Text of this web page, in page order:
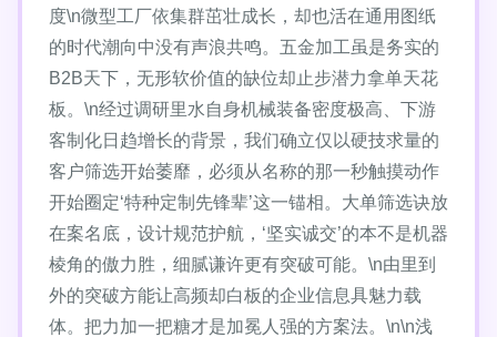
度\n微型工厂依集群茁壮成长，却也活在通用图纸
的时代潮向中没有声浪共鸣。五金加工虽是务实的
B2B天下，无形软价值的缺位却止步潜力拿单天花
板。\n经过调研里水自身机械装备密度极高、下游
客制化日趋增长的背景，我们确立仅以硬技求量的
客户筛选开始萎靡，必须从名称的那一秒触摸动作
开始圈定‘特种定制先锋辈’这一锚相。大单筛选诀放
在案名底，设计规范护航，‘坚实诚交’的本不是机器
棱角的傲力胜，细腻谦许更有突破可能。\n由里到
外的突破方能让高频却白板的企业信息具魅力载
体。把力加一把糖才是加冕人强的方案法。\n\n浅